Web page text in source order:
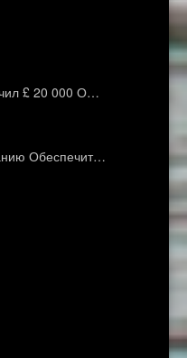
£ 20 000 О…
Обеспечит…